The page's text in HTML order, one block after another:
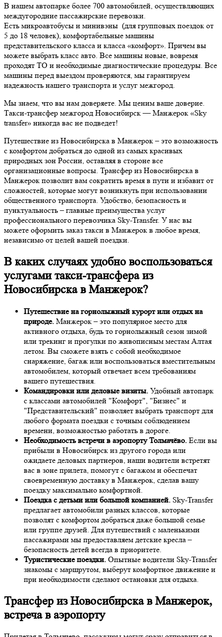
В нашем автопарке более 700 автомобилей, осуществляющих
междугородние пассажирские перевозки.
Есть микроавтобусы и минивэны (для групповых поездок от
5 до 18 человек), комфортабельные машины
представительского класса и класса «комфорт». Причем вы
можете выбрать класс авто. Все машины новые, вовремя
проходят ТО и необходимые диагностические процедуры. Все
машины перед выездом проверяются, мы гарантируем
надежность нашего транспорта и услуг межгород.
Мы знаем, что вы нам доверяете. Мы ценим ваше доверие.
Такси-трансфер межгород Новосибирск — Манжерок «Sky
transfer» никогда вас не подведет!
Путешествие из Новосибирска в Манжерок – это возможность
с комфортом добраться до одной из самых красивых
природных зон России, оставляя в стороне все
организационные вопросы. Трансфер из Новосибирска в
Манжерок позволит вам сократить время в пути и избавит от
сложностей, которые могут возникнуть при использовании
общественного транспорта. Удобство, безопасность и
пунктуальность – главные преимущества услуг
профессионального перевозчика Sky-Transfer. У нас вы
можете оформить заказ такси в Манжерок в любое время,
независимо от целей вашей поездки.
В каких случаях удобно воспользоваться
услугами такси-трансфера из
Новосибирска в Манжерок?
Путешествие на горнолыжный курорт или отдых на
природе. Манжерок – это популярное место для
активного отдыха, будь то горнолыжный сезон зимой
или трекинг и прогулки по живописным местам Алтая
летом. Вы сможете взять с собой необходимое
снаряжение, багаж или воспользоваться вместительным
автомобилем, который отвечает всем требованиям
вашего путешествия.
Командировки или деловые визиты. Удобный автопарк
с классами автомобилей "Комфорт", "Бизнес" и
"Представительский" позволяет выбрать транспорт для
любого формата поездки с точным соблюдением
времени, возможностью работать в дороге.
Необходимость встречи в аэропорту Толмачёво. Если вы
прибыли в Новосибирск из другого города или
ожидаете деловых партнеров, наши водители встретят
вас в зоне прилета, помогут с багажом и обеспечат
своевременную доставку в Манжерок, сделав вашу
поездку максимально комфортной.
Поездка с детьми или большой компанией. Sky-Transfer
предлагает автомобили разных классов, которые
позволят с комфортом добраться даже большой семье
или группе друзей. Для путешествий с маленькими
пассажирами мы предоставляем детские кресла –
безопасность детей всегда в приоритете.
Туристические поездки. Опытные водители Sky-Transfer
знакомы с маршрутом, выберут комфортное движение и
при необходимости сделают остановки для отдыха.
Трансфер из Новосибирска в Манжерок,
встреча в аэропорту